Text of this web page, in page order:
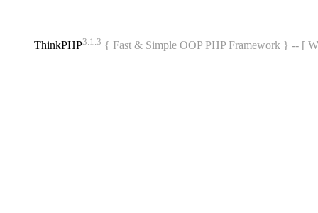
ThinkPHP3.1.3 { Fast & Simple OOP PHP Framework } -- [